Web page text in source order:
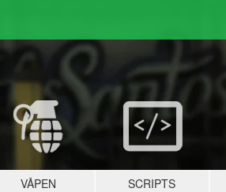
VÅPEN SCRIPTS